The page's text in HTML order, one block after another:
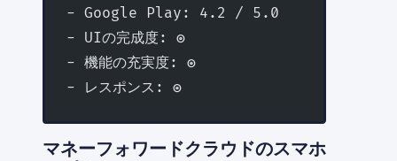
- Google Play: 4.2 / 5.0
- UIの完成度: ◎
- 機能の充実度: ◎
- レスポンス: ◎
マネーフォワードクラウドのスマホ